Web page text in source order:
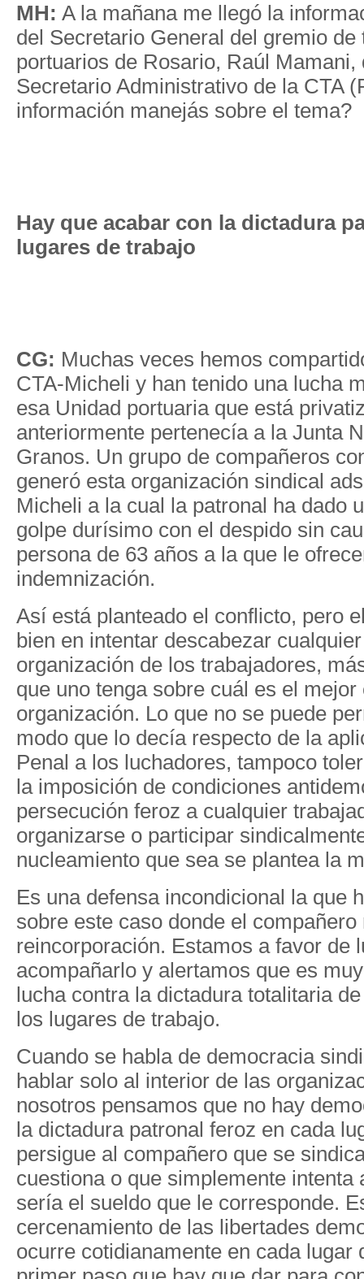
MH: A la mañana me llegó la
del Secretario General del gremio de
portuarios de Rosario, Raúl Mamani,
Secretario Administrativo de la CTA
información manejás sobre el tema?
Hay que acabar con la dictadura
lugares de trabajo
CG: Muchas veces hemos
CTA-Micheli y han tenido una lucha
esa Unidad portuaria que está
anteriormente pertenecía a la Junta
Granos. Un grupo de compañeros
generó esta organización sindical
Micheli a la cual la patronal ha dado
golpe durísimo con el despido sin
persona de 63 años a la que le
indemnización.
Así está planteado el conflicto, pero
bien en intentar descabezar
organización de los trabajadores,
que uno tenga sobre cuál es el
organización. Lo que no se puede
modo que lo decía respecto de la
Penal a los luchadores, tampoco
la imposición de condiciones
persecución feroz a cualquier
organizarse o participar
nucleamiento que sea se plantea la
Es una defensa incondicional la que
sobre este caso donde el
reincorporación. Estamos a favor de
acompañarlo y alertamos que es
lucha contra la dictadura totalitaria
los lugares de trabajo.
Cuando se habla de democracia
hablar solo al interior de las
nosotros pensamos que no hay
la dictadura patronal feroz en cada
persigue al compañero que se
cuestiona o que simplemente intenta
sería el sueldo que le corresponde.
cercenamiento de las libertades
ocurre cotidianamente en cada lugar